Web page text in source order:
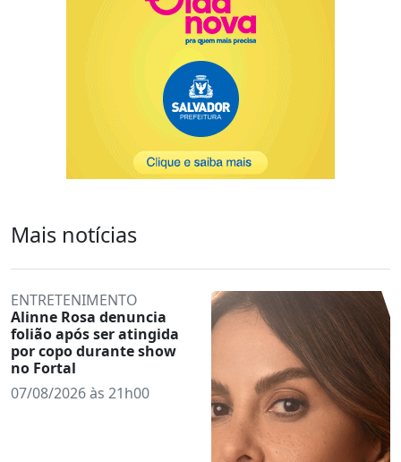
Mais notícias
ENTRETENIMENTO
Alinne Rosa denuncia
folião após ser atingida
por copo durante show
no Fortal
07/08/2026 às 21h00